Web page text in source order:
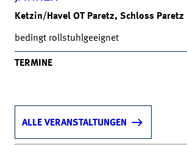
Ketzin/Havel OT Paretz, Schloss Paretz
bedingt rollstuhlgeeignet
TERMINE
ALLE VERANSTALTUNGEN